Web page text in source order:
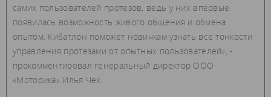
самих пользователей протезов, ведь у них впервые
появилась возможность живого общения и обмена
опытом. Кибатлон поможет новичкам узнать все тонкости
управления протезами от опытных пользователей», -
прокомментировал генеральный директор ООО
«Моторика» Илья Чех.